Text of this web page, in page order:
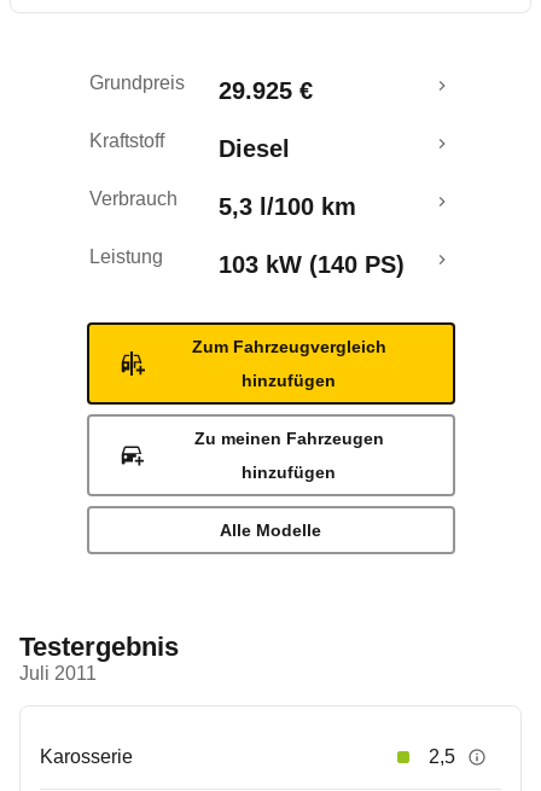
Grundpreis 29.925 €
Kraftstoff Diesel
Verbrauch 5,3 l/100 km
Leistung 103 kW (140 PS)
Zum Fahrzeugvergleich
hinzufügen
Zu meinen Fahrzeugen
hinzufügen
Alle Modelle
Testergebnis
Juli 2011
Karosserie 2,5